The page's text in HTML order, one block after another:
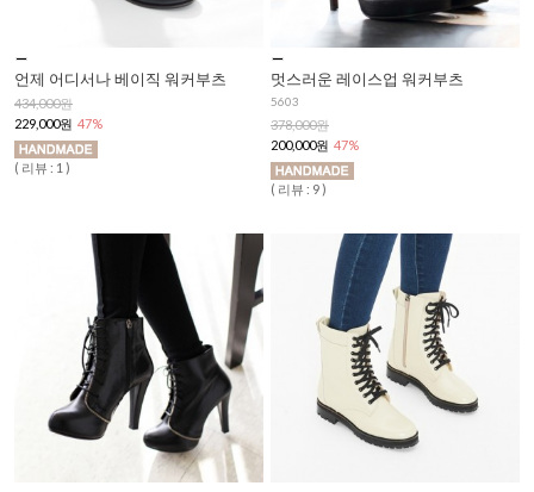
언제 어디서나 베이직 워커부츠
434,000원
229,000원 47%
( 리뷰 : 1 )
멋스러운 레이스업 워커부츠
5603
378,000원
200,000원 47%
( 리뷰 : 9 )